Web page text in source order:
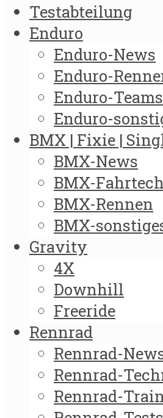
Testabteilung
Enduro
Enduro-News
Enduro-
Enduro-Teams
Enduro-
BMX | Fixie |
BMX-News
BMX-
BMX-Rennen
BMX-
Gravity
4X
Downhill
Freeride
Rennrad
Rennrad-
Rennrad-
Rennrad-